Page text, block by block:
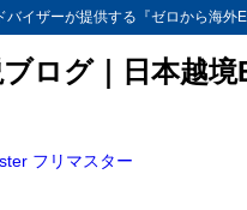
イザーが提供する『ゼロから海
ログ｜日本越境
フリマスター